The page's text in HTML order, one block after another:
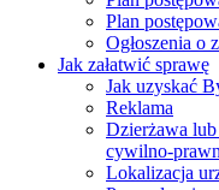
Plan
Ogłoszenia o
Jak załatwić sprawę
Jak uzyskać
Reklama
Dzierżawa
cywilno-
Lokalizacja